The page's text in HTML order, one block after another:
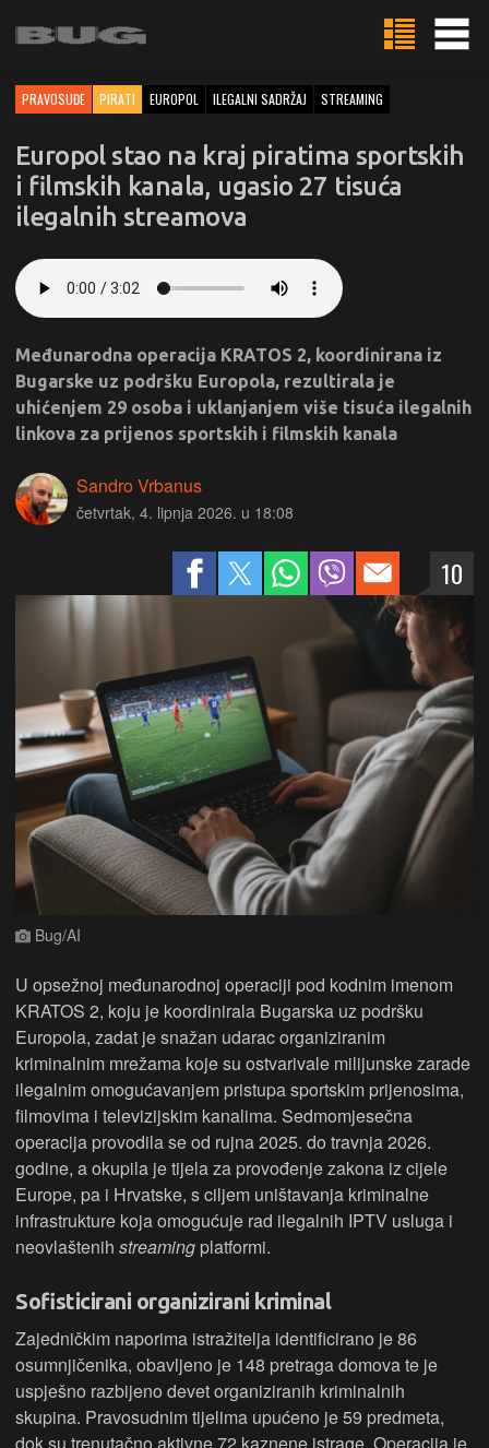
PRAVOSUĐE PIRATI EUROPOL ILEGALNI SADRŽAJ STREAMING
Europol stao na kraj piratima sportskih
i filmskih kanala, ugasio 27 tisuća
ilegalnih streamova
Međunarodna operacija KRATOS 2, koordinirana iz
Bugarske uz podršku Europola, rezultirala je
uhićenjem 29 osoba i uklanjanjem više tisuća ilegalnih
linkova za prijenos sportskih i filmskih kanala
Sandro Vrbanus
četvrtak, 4. lipnja 2026. u 18:08
10
Bug/AI
U opsežnoj međunarodnoj operaciji pod kodnim imenom
KRATOS 2, koju je koordinirala Bugarska uz podršku
Europola, zadat je snažan udarac organiziranim
kriminalnim mrežama koje su ostvarivale milijunske zarade
ilegalnim omogućavanjem pristupa sportskim prijenosima,
filmovima i televizijskim kanalima. Sedmomjesečna
operacija provodila se od rujna 2025. do travnja 2026.
godine, a okupila je tijela za provođenje zakona iz cijele
Europe, pa i Hrvatske, s ciljem uništavanja kriminalne
infrastrukture koja omogućuje rad ilegalnih IPTV usluga i
neovlaštenih streaming platformi.
Sofisticirani organizirani kriminal
Zajedničkim naporima istražitelja identificirano je 86
osumnjičenika, obavljeno je 148 pretraga domova te je
uspješno razbijeno devet organiziranih kriminalnih
skupina. Pravosudnim tijelima upućeno je 59 predmeta,
dok su trenutačno aktivne 72 kaznene istrage. Operacija je